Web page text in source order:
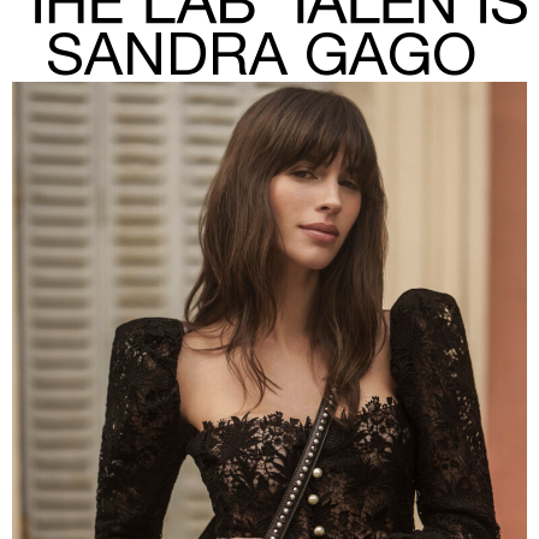
SANDRA GAGO